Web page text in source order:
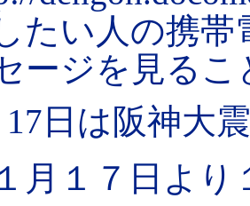
たい人の携帯
ージを見る
17日は阪神大
１月１７日よ